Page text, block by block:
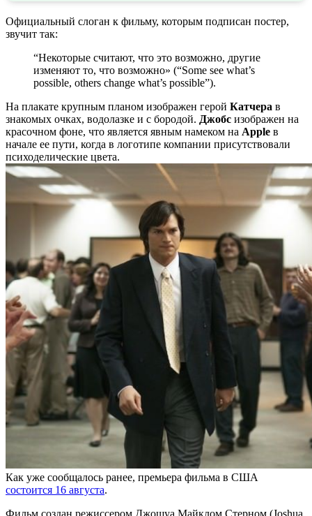
Официальный слоган к фильму, которым подписан постер,
звучит так:
“Некоторые считают, что это возможно, другие
изменяют то, что возможно» (“Some see what’s
possible, others change what’s possible”).
На плакате крупным планом изображен герой Катчера в
знакомых очках, водолазке и с бородой. Джобс изображен на
красочном фоне, что является явным намеком на Apple в
начале ее пути, когда в логотипе компании присутствовали
психоделические цвета.
Как уже сообщалось ранее, премьера фильма в США
состоится 16 августа.
Фильм создан режиссером Джошуа Майклом Стерном (Joshua